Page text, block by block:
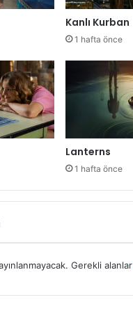
Kanlı Kurban
1 hafta önce
Lanterns
1 hafta önce
Gerekli alanlar